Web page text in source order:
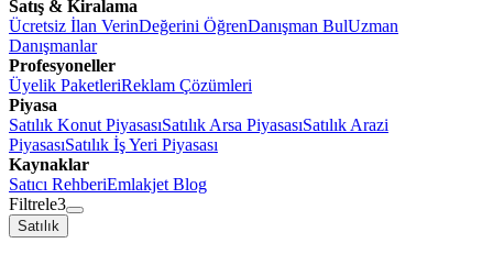
Satış & Kiralama
Ücretsiz İlan VerinDeğerini ÖğrenDanışman BulUzman
Danışmanlar
Profesyoneller
Üyelik PaketleriReklam Çözümleri
Piyasa
Satılık Konut PiyasasıSatılık Arsa PiyasasıSatılık Arazi
PiyasasıSatılık İş Yeri Piyasası
Kaynaklar
Satıcı RehberiEmlakjet Blog
Filtrele3
Satılık